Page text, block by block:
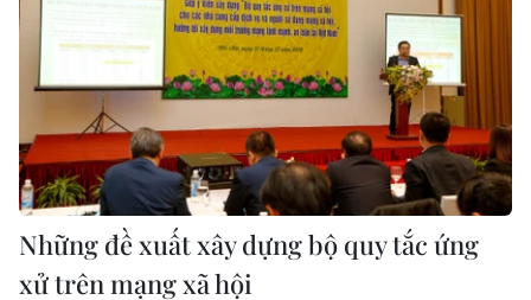
Những đề xuất xây dựng bộ quy tắc ứng
xử trên mạng xã hội